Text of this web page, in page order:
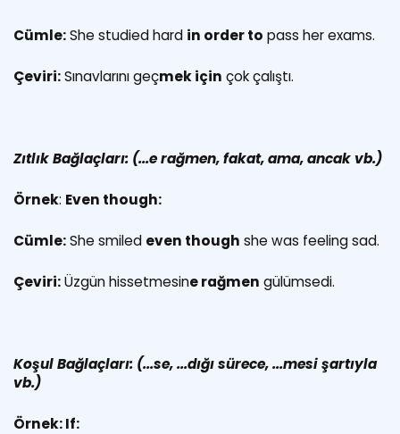
Cümle:She studied hard in order to pass her exams.
Çeviri:Sınavlarını geçmek için çok çalıştı.
Zıtlık Bağlaçları: (...e rağmen, fakat, ama, ancak vb.)
Örnek: Even though:
Cümle:She smiled even though she was feeling sad.
Çeviri:Üzgün hissetmesine rağmen gülümsedi.
Koşul Bağlaçları: (...se, ...dığı sürece, ...mesi şartıyla
vb.)
Örnek: If: